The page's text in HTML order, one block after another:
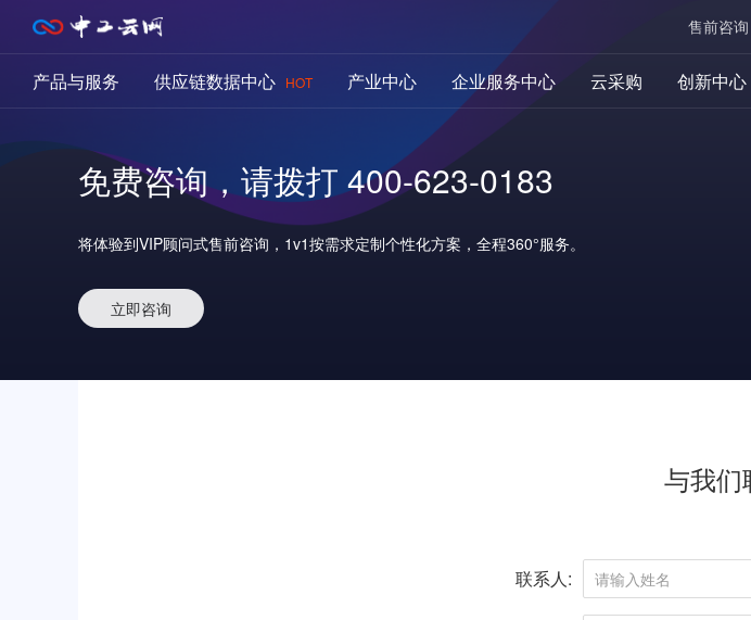
售前咨询
产品与服务 供应链数据中心 HOT 产业中心 企业服务中心 云采购 创新中心
免费咨询，请拨打 400-623-0183
将体验到VIP顾问式售前咨询， 1v1按需求定制个性化方案，全程360°服务。
立即咨询
与我们
联系人: